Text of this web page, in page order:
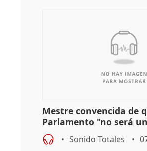
Mestre convencida de
Parlamento "no será
defiende "estabilidad"
Vox
Sonido Totales